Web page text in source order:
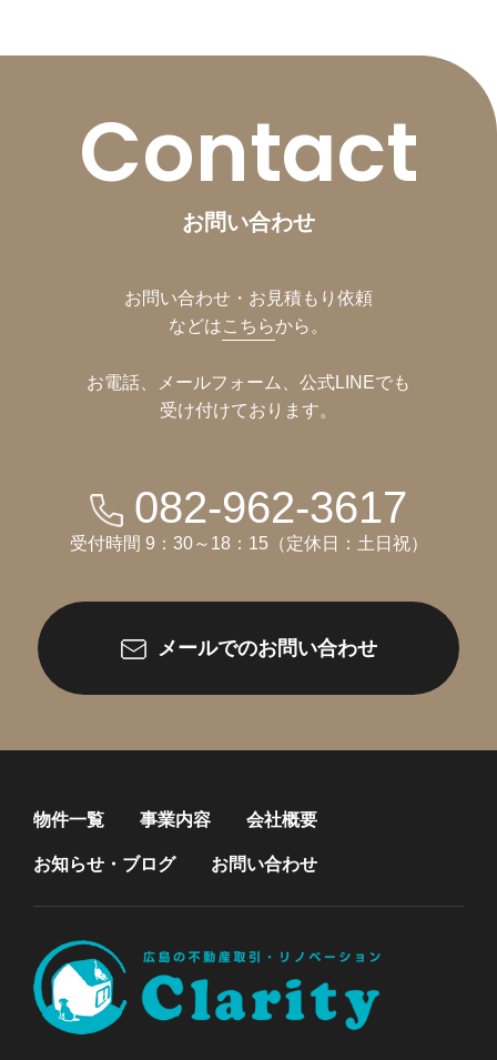
Contact
お問い合わせ
お問い合わせ・お見積もり依頼
などはこちらから。
お電話、メールフォーム、公式LINEでも
受け付けております。
082-962-3617
受付時間 9：30～18：15（定休日：土日祝）
メールでのお問い合わせ
物件一覧 事業内容 会社概要
お知らせ・ブログ お問い合わせ